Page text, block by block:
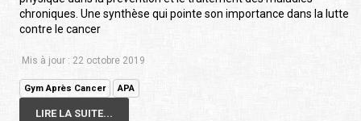
chroniques. Une synthèse qui pointe son importance dans la lutte
contre le cancer
Mis à jour : 22 octobre 2019
Gym Après Cancer APA
LIRE LA SUITE...